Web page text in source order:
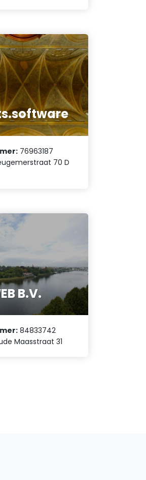
76963187
70 D
B.V.
84833742
Maasstraat 31